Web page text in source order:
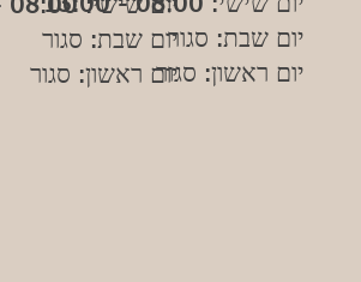
יום שבת: סגור
יום ראשון: סגור
יום שבת: סגור
יום ראשון: סגור